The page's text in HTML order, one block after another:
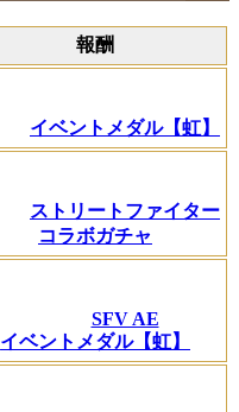
報酬
イベントメダル【虹】
ストリートファイター
コラボガチャ
SFV AE
イベントメダル【虹】